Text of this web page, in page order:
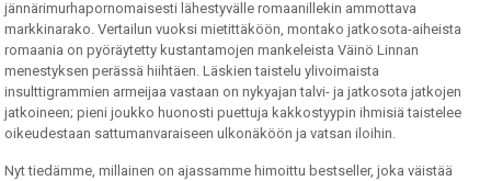
jännärimurhapornomaisesti lähestyvälle romaanillekin ammottava
markkinarako. Vertailun vuoksi mietittäköön, montako jatkosota-aiheista
romaania on pyöräytetty kustantamojen mankeleista Väinö Linnan
menestyksen perässä hiihtäen. Läskien taistelu ylivoimaista
insulttigrammien armeijaa vastaan on nykyajan talvi- ja jatkosota jatkojen
jatkoineen; pieni joukko huonosti puettuja kakkostyypin ihmisiä taistelee
oikeudestaan sattumanvaraiseen ulkonäköön ja vatsan iloihin.
Nyt tiedämme, millainen on ajassamme himoittu bestseller, joka väistää